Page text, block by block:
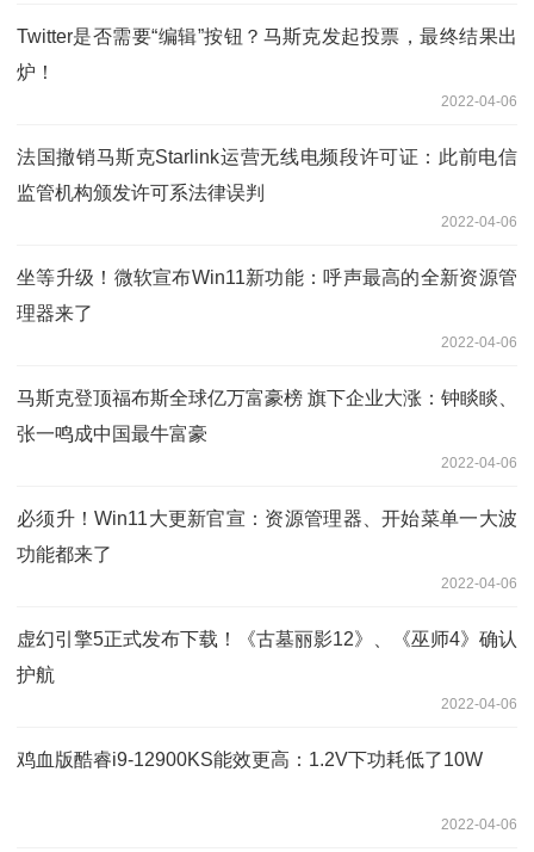
Twitter是否需要“编辑”按钮？马斯克发起投票，最终结果出
炉！
2022-04-06
法国撤销马斯克Starlink运营无线电频段许可证：此前电信
监管机构颁发许可系法律误判
2022-04-06
坐等升级！微软宣布Win11新功能：呼声最高的全新资源管
理器来了
2022-04-06
马斯克登顶福布斯全球亿万富豪榜 旗下企业大涨：钟睒睒、
张一鸣成中国最牛富豪
2022-04-06
必须升！Win11大更新官宣：资源管理器、开始菜单一大波
功能都来了
2022-04-06
虚幻引擎5正式发布下载！《古墓丽影12》、《巫师4》确认
护航
2022-04-06
鸡血版酷睿i9-12900KS能效更高：1.2V下功耗低了10W
2022-04-06